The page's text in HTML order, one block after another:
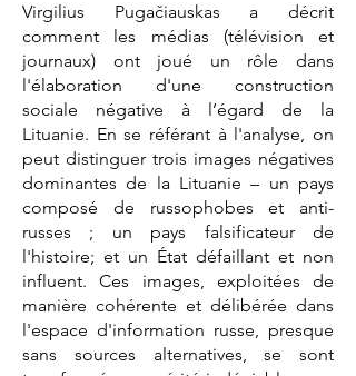
Virgilius Pugačiauskas a décrit
comment les médias (télévision et
journaux) ont joué un rôle dans
l'élaboration d'une construction
sociale négative à l’égard de la
Lituanie. En se référant à l'analyse, on
peut distinguer trois images négatives
dominantes de la Lituanie – un pays
composé de russophobes et anti-
russes ; un pays falsificateur de
l'histoire; et un État défaillant et non
influent. Ces images, exploitées de
manière cohérente et délibérée dans
l'espace d'information russe, presque
sans sources alternatives, se sont